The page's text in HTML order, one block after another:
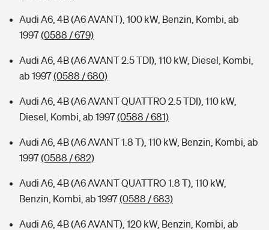
Audi A6, 4B (A6 AVANT), 100 kW, Benzin, Kombi, ab
1997(0588 / 679)
Audi A6, 4B (A6 AVANT 2.5 TDI), 110 kW, Diesel, Kombi,
ab 1997(0588 / 680)
Audi A6, 4B (A6 AVANT QUATTRO 2.5 TDI), 110 kW,
Diesel, Kombi, ab 1997(0588 / 681)
Audi A6, 4B (A6 AVANT 1.8 T), 110 kW, Benzin, Kombi, ab
1997(0588 / 682)
Audi A6, 4B (A6 AVANT QUATTRO 1.8 T), 110 kW,
Benzin, Kombi, ab 1997(0588 / 683)
Audi A6, 4B (A6 AVANT), 120 kW, Benzin, Kombi, ab